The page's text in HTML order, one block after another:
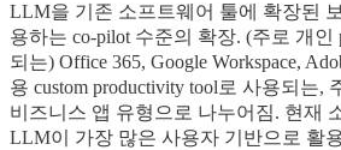
LLM을 기존 소프트웨어 툴에 확장된
용하는 co-pilot 수준의 확장. (주로 개인
되는) Office 365, Google Workspace,
용 custom productivity tool로 사용되는,
비즈니스 앱 유형으로 나누어짐. 현재
LLM이 가장 많은 사용자 기반으로 활